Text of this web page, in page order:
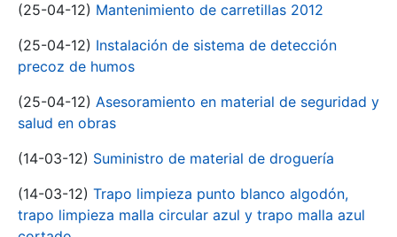
(25-04-12) Mantenimiento de carretillas 2012
(25-04-12) Instalación de sistema de detección
precoz de humos
(25-04-12) Asesoramiento en material de seguridad y
salud en obras
(14-03-12) Suministro de material de droguería
(14-03-12) Trapo limpieza punto blanco algodón,
trapo limpieza malla circular azul y trapo malla azul